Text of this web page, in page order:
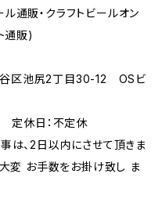
販・クラフトビールオン
通販)
区池尻2丁目30-12 OSビ
定休日：不定休
は、2日以内にさせて頂きま
変 お手数をお掛け致し ま